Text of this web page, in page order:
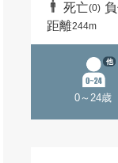
死亡(0)
距離244m
0～24歳
他